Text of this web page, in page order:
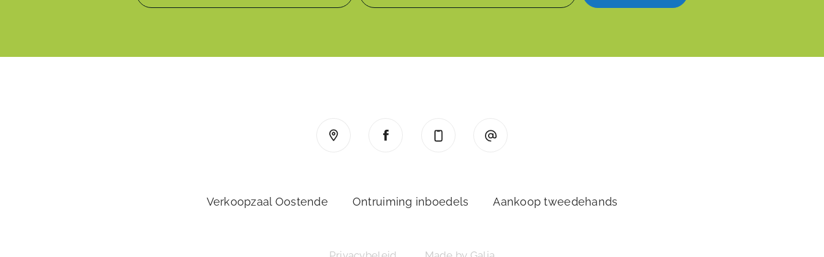
Verkoopzaal Oostende Ontruiming inboedels Aankoop tweedehands